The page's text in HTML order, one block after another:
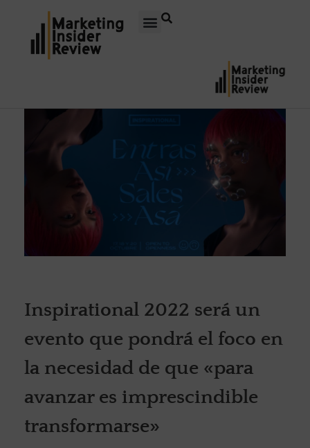
Inspirational 2022 será un
evento que pondrá el foco en
la necesidad de que «para
avanzar es imprescindible
transformarse»